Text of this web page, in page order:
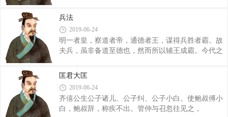
上，而论可与不可者在下，是威下系于民也。威下系
于民，而求上之毋危，不可得也。令出而留者无罪
行，则不以身先之也。故曰：禁胜于身，则令行于民
矣。 闻贤而不举，殆；闻善而不索，殆；见能而
不使，殆；亲人而不固，殆；同谋而离，殆；危人而
不能，殆；废人而复起，殆；可而不为，殆；足而不
施，殆；几而不密，殆。人主不周密，则正言直行之
毋内，则人臣党而成群。使人主孤而毋内、人臣党而
成群者，此非人臣之罪也，人主之过也。 民
兵法
2019-06-24
明一者皇，察道者帝，通德者王，谋得兵胜者霸。故
夫兵，虽非备道至德也，然而所以辅王成霸。今代之
战不必胜，胜则多死，得地而国败。此四者，用兵之
祸者也。四祸其国而无不危矣。 大度之书曰：举
兵之日而境内不贫，战而必胜，胜而不死，得地而国
不败。为此四者若何？举兵之日而境内不贫者，计数
得也。战而必胜者，法度审也。胜而不死者，教器备
匡君大匡
2019-06-24
齐僖公生公子诸儿、公子纠、公子小白。使鲍叔傅小
白，鲍叔辞，称疾不出。管仲与召忽往见之，